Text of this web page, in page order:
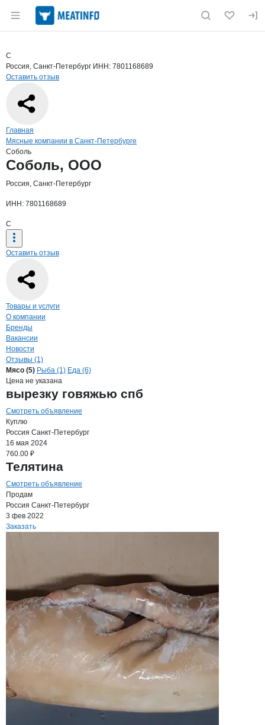
Раздел навигации по сайту meatinfo.ru
Страница компании
Страница компании
Краткая информация о компании
С
Россия, Санкт-Петербург ИНН: 7801168689
Оставить отзыв
Навигация по сайту
Главная
Мясные компании в Санкт-Петербурге
Соболь
Основная информация о компании
Соболь, ООО
Россия, Санкт-Петербург
ИНН: 7801168689
С
Оставить отзыв
Навигация по странице
Товары и услуги
О компании
Бренды
Вакансии
Новости
Отзывы (1)
ПродукцияСоболь, ООО
Навигация по продуктам
Мясо (5) Рыба (1) Еда (6)
Цена не указана
вырезку говяжью спб
Смотреть объявление
Куплю
Россия Санкт-Петербург
16 мая 2024
760.00 ₽
Телятина
Смотреть объявление
Продам
Россия Санкт-Петербург
3 фев 2022
Заказать